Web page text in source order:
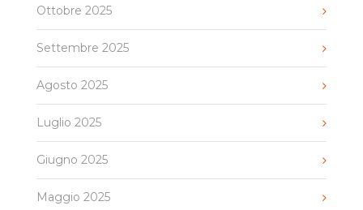
Ottobre 2025
Settembre 2025
Agosto 2025
Luglio 2025
Giugno 2025
Maggio 2025